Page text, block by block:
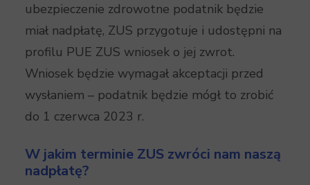
ubezpieczenie zdrowotne podatnik będzie
miał nadpłatę, ZUS przygotuje i udostępni na
profilu PUE ZUS wniosek o jej zwrot.
Wniosek będzie wymagał akceptacji przed
wysłaniem – podatnik będzie mógł to zrobić
do 1 czerwca 2023 r.
W jakim terminie ZUS zwróci nam naszą
nadpłatę?